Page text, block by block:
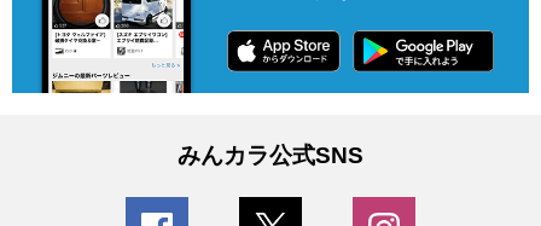
みんカラ公式SNS